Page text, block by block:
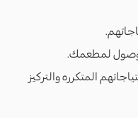
لمطعمك.
المتكرره والتركيز